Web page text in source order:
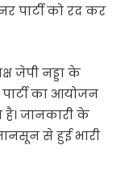
पार्टी को रद कर
जेपी नड्डा के
का आयोजन
है। जानकारी के
से हुई भारी